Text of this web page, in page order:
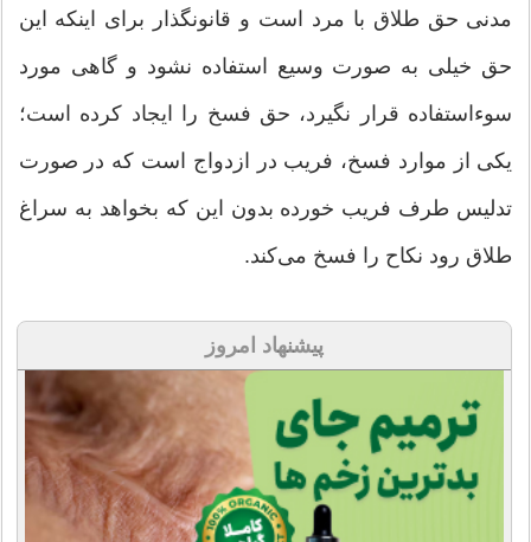
مدنی حق طلاق با مرد است و قانونگذار برای اینكه این
حق خیلی به صورت وسیع استفاده نشود و گاهی مورد
سوءاستفاده قرار نگیرد، حق فسخ را ایجاد كرده است؛
یكی از موارد فسخ، فریب در ازدواج است كه در صورت
تدلیس طرف فریب خورده بدون این كه بخواهد به سراغ
طلاق رود نكاح را فسخ می‌كند.
پیشنهاد امروز